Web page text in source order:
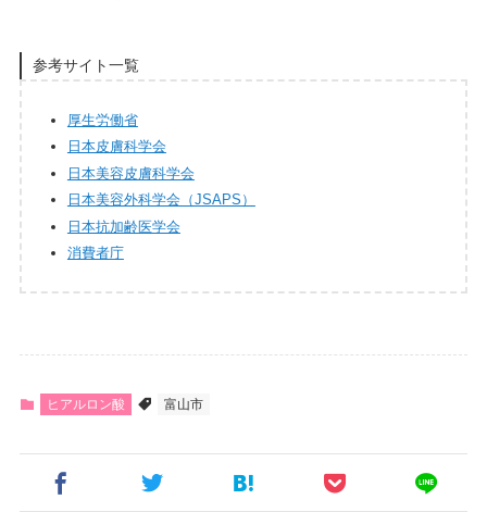
参考サイト一覧
厚生労働省
日本皮膚科学会
日本美容皮膚科学会
日本美容外科学会（JSAPS）
日本抗加齢医学会
消費者庁
ヒアルロン酸 富山市